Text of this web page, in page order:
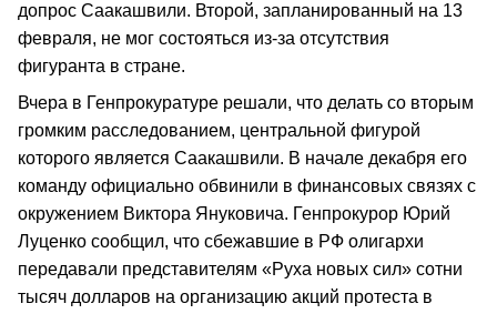
допрос Саакашвили. Второй, запланированный на 13
февраля, не мог состояться из-за отсутствия
фигуранта в стране.
Вчера в Генпрокуратуре решали, что делать со вторым
громким расследованием, центральной фигурой
которого является Саакашвили. В начале декабря его
команду официально обвинили в финансовых связях с
окружением Виктора Януковича. Генпрокурор Юрий
Луценко сообщил, что сбежавшие в РФ олигархи
передавали представителям «Руха новых сил» сотни
тысяч долларов на организацию акций протеста в